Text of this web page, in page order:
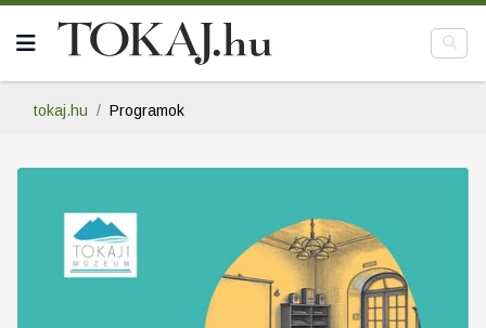
tokaj.hu Programok